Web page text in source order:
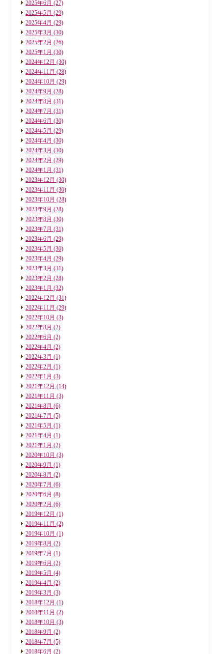
2025年6月 (27)
2025年5月 (29)
2025年4月 (29)
2025年3月 (30)
2025年2月 (26)
2025年1月 (30)
2024年12月 (30)
2024年11月 (28)
2024年10月 (29)
2024年9月 (28)
2024年8月 (31)
2024年7月 (31)
2024年6月 (30)
2024年5月 (29)
2024年4月 (30)
2024年3月 (30)
2024年2月 (29)
2024年1月 (31)
2023年12月 (30)
2023年11月 (30)
2023年10月 (28)
2023年9月 (28)
2023年8月 (30)
2023年7月 (31)
2023年6月 (29)
2023年5月 (30)
2023年4月 (29)
2023年3月 (31)
2023年2月 (28)
2023年1月 (32)
2022年12月 (31)
2022年11月 (29)
2022年10月 (3)
2022年8月 (2)
2022年6月 (2)
2022年4月 (2)
2022年3月 (1)
2022年2月 (1)
2022年1月 (3)
2021年12月 (14)
2021年11月 (3)
2021年8月 (6)
2021年7月 (5)
2021年5月 (1)
2021年4月 (1)
2021年1月 (2)
2020年10月 (3)
2020年9月 (1)
2020年8月 (2)
2020年7月 (6)
2020年6月 (8)
2020年2月 (6)
2019年12月 (1)
2019年11月 (2)
2019年10月 (1)
2019年8月 (2)
2019年7月 (1)
2019年6月 (2)
2019年5月 (4)
2019年4月 (2)
2019年3月 (3)
2018年12月 (1)
2018年11月 (2)
2018年10月 (3)
2018年9月 (2)
2018年7月 (5)
2018年6月 (2)